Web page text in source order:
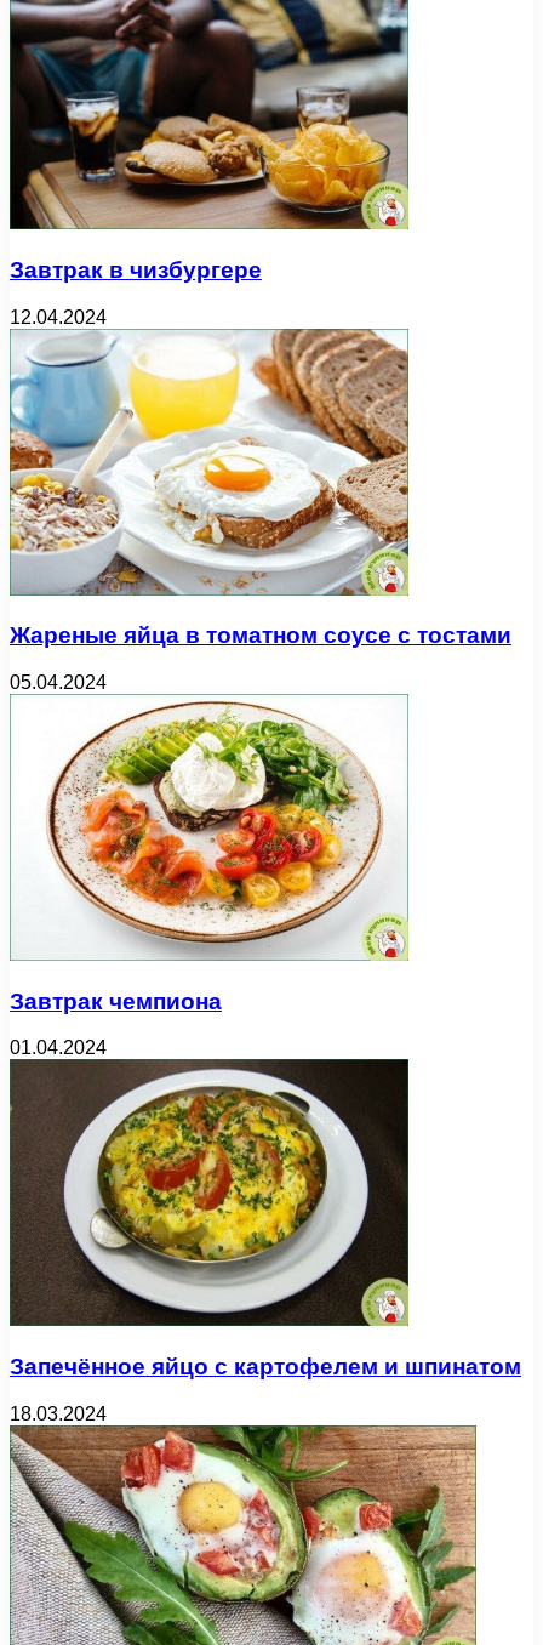
Завтрак в чизбургере
12.04.2024
Жареные яйца в томатном соусе с тостами
05.04.2024
Завтрак чемпиона
01.04.2024
Запечённое яйцо с картофелем и шпинатом
18.03.2024